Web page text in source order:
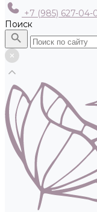
+7 (985) 627-04-
Поиск